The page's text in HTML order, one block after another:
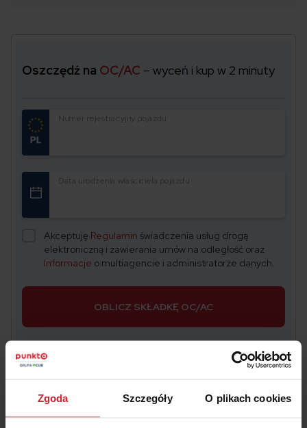
Zgoda Szczegóły O plikach cookies
Oszczędź na OC/AC – wyceń i kup w 2 minuty
Numer rejestracyjny pojazdu
Data urodzenia właściciela pojazdu
Akceptuję Regulamin świadczenia usług drogą
elektroniczną i zawierania umów na odległość oraz
Informacje o multiagencie i administratorze danych.
OBLICZ SKŁADKĘ OC/AC